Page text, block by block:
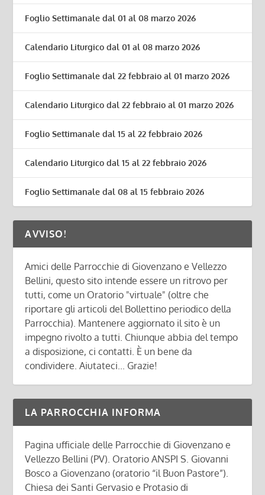
Foglio Settimanale dal 01 al 08 marzo 2026
Calendario Liturgico dal 01 al 08 marzo 2026
Foglio Settimanale dal 22 febbraio al 01 marzo 2026
Calendario Liturgico dal 22 febbraio al 01 marzo 2026
Foglio Settimanale dal 15 al 22 febbraio 2026
Calendario Liturgico dal 15 al 22 febbraio 2026
Foglio Settimanale dal 08 al 15 febbraio 2026
AVVISO!
Amici delle Parrocchie di Giovenzano e Vellezzo
Bellini, questo sito intende essere un ritrovo per
tutti, come un Oratorio "virtuale" (oltre che
riportare gli articoli del Bollettino periodico della
Parrocchia). Mantenere aggiornato il sito è un
impegno rivolto a tutti. Chiunque abbia del tempo
a disposizione, ci contatti. È un bene da
condividere. Aiutateci... Grazie!
LA PARROCCHIA INFORMA
Pagina ufficiale delle Parrocchie di Giovenzano e
Vellezzo Bellini (PV). Oratorio ANSPI S. Giovanni
Bosco a Giovenzano (oratorio “il Buon Pastore”).
Chiesa dei Santi Gervasio e Protasio di